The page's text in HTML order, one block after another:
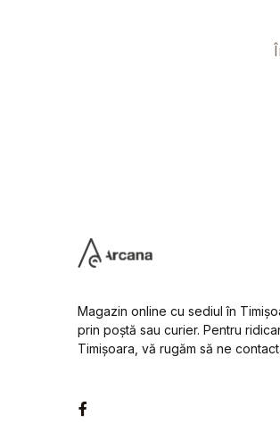
Magazin online cu sediul în
prin poștă sau curier. Pentru
Timișoara, vă rugăm să ne